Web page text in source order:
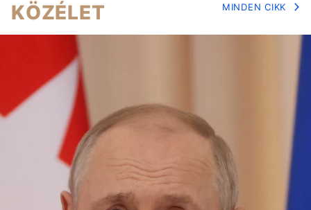
KÖZÉLET MINDEN CIKK